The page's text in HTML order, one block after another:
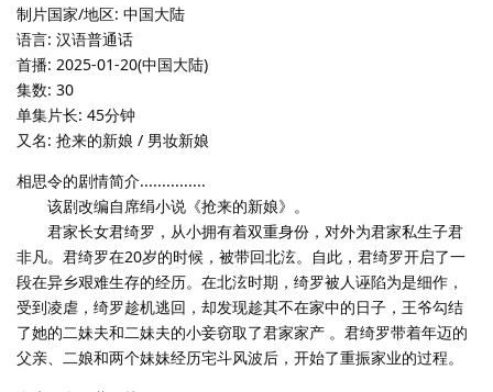
制片国家/地区: 中国大陆
语言: 汉语普通话
首播: 2025-01-20(中国大陆)
集数: 30
单集片长: 45分钟
又名: 抢来的新娘 / 男妆新娘
相思令的剧情简介...............
该剧改编自席绢小说《抢来的新娘》。
君家长女君绮罗，从小拥有着双重身份，对外为君家私生子君
非凡。君绮罗在20岁的时候，被带回北泫。自此，君绮罗开启了一
段在异乡艰难生存的经历。在北泫时期，绮罗被人诬陷为是细作，
受到凌虐，绮罗趁机逃回，却发现趁其不在家中的日子，王爷勾结
了她的二妹夫和二妹夫的小妾窃取了君家家产 。君绮罗带着年迈的
父亲、二娘和两个妹妹经历宅斗风波后，开始了重振家业的过程。